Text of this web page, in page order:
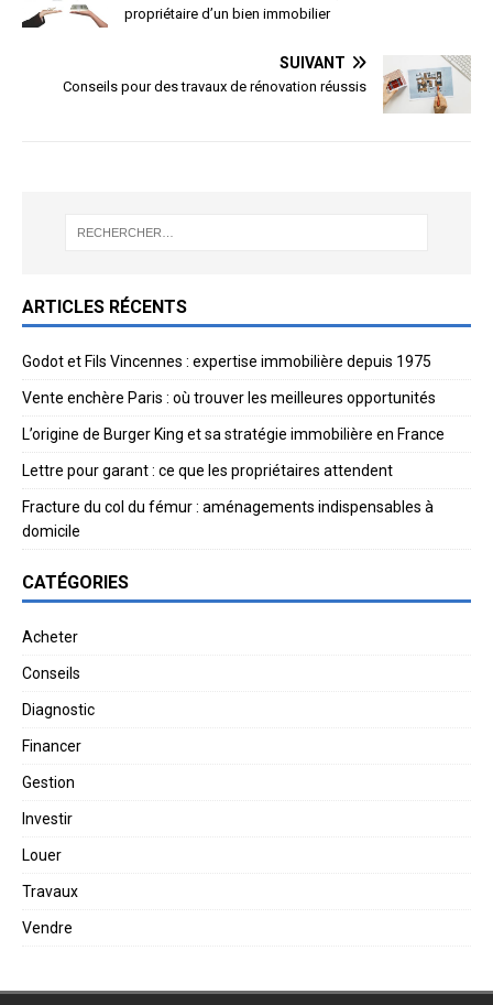
propriétaire d’un bien immobilier
SUIVANT
Conseils pour des travaux de rénovation réussis
ARTICLES RÉCENTS
Godot et Fils Vincennes : expertise immobilière depuis 1975
Vente enchère Paris : où trouver les meilleures opportunités
L’origine de Burger King et sa stratégie immobilière en France
Lettre pour garant : ce que les propriétaires attendent
Fracture du col du fémur : aménagements indispensables à
domicile
CATÉGORIES
Acheter
Conseils
Diagnostic
Financer
Gestion
Investir
Louer
Travaux
Vendre